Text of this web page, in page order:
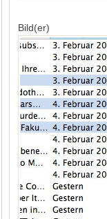
Bild(er)